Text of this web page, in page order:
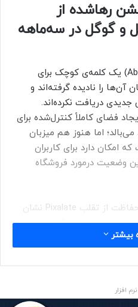
رهاشده از
و گوگل در سه‌ماهه
برنامه‌های رهاشده (Abandonware) یک کلمه‌ی کوچک برای
را نادیده گرفته‌اند و
دریافت نکرده‌اند.
فضای کاملاً کنترل‌شده برای
اما هنوز هم میزبان
امکان دارد برای کاربران
وضعیت درمورد فروشگاه
اکنون، گزارش جدیدی از شرکت حفاظت از تقلب Pixalate نشان
برنامه‌های متروکه‌ی
این دو شرکت در بازه‌ی
نشده‌اند را از
بیشتر
افزار